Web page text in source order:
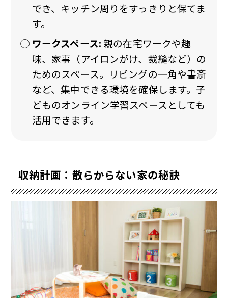
でき、キッチン周りをすっきりと保てま
す。
ワークスペース: 親の在宅ワークや趣
味、家事（アイロンがけ、裁縫など）の
ためのスペース。リビングの一角や書斎
など、集中できる環境を確保します。子
どものオンライン学習スペースとしても
活用できます。
収納計画：散らからない家の秘訣